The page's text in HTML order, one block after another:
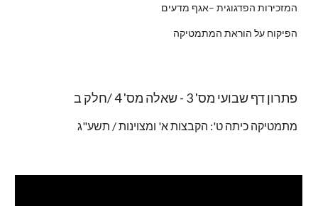
המזכירות הפדגוגית –אגף מדעים
הפיקוח על הוראת המתמטיקה
פתרון דף שבועי מס' 3 - שאלה מס' 4 /חלק ב
מתמטיקה כיתה ט': הקבצות א' ומצוינות / תשע"ג